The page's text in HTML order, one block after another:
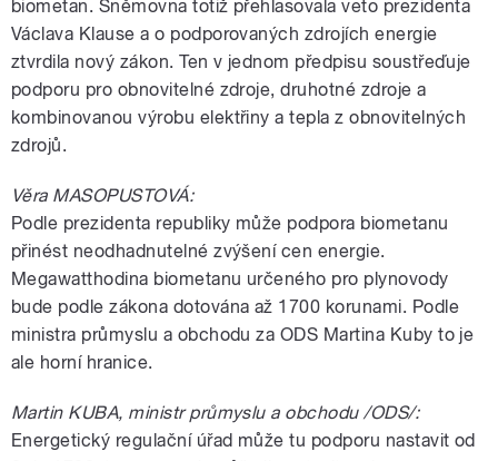
biometan. Sněmovna totiž přehlasovala veto prezidenta
Václava Klause a o podporovaných zdrojích energie
ztvrdila nový zákon. Ten v jednom předpisu soustřeďuje
podporu pro obnovitelné zdroje, druhotné zdroje a
kombinovanou výrobu elektřiny a tepla z obnovitelných
zdrojů.
Věra MASOPUSTOVÁ:
Podle prezidenta republiky může podpora biometanu
přinést neodhadnutelné zvýšení cen energie.
Megawatthodina biometanu určeného pro plynovody
bude podle zákona dotována až 1700 korunami. Podle
ministra průmyslu a obchodu za ODS Martina Kuby to je
ale horní hranice.
Martin KUBA, ministr průmyslu a obchodu /ODS/:
Energetický regulační úřad může tu podporu nastavit od